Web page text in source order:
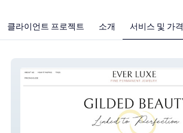
클라이언트 프로젝트 소개 서비스 및 가격